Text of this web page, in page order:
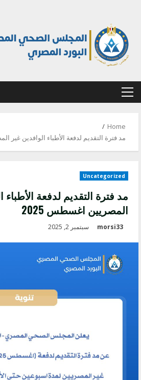
Primary
Home
مد فترة التقديم لدفعة الأطباء الوافدين غير
Uncategorized
مد فترة التقديم لدفعة الأطباء
المصريين اغسطس 2025
morsi33 سبتمبر 2, 2025